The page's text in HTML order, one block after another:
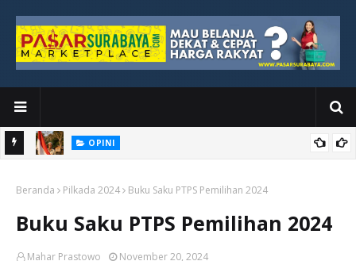
OPINI
Beranda Pilkada 2024 Buku Saku PTPS Pemilihan 2024
Buku Saku PTPS Pemilihan 2024
Mahar Prastowo November 20, 2024